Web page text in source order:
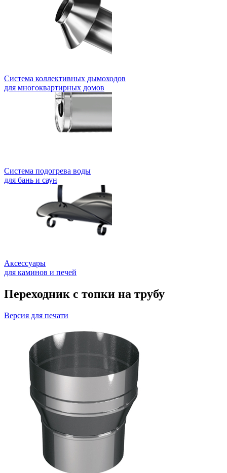
Система коллективных дымоходов
для многоквартирных домов
Система подогрева воды
для бань и саун
Аксессуары
для каминов и печей
Переходник с топки на трубу
Версия для печати